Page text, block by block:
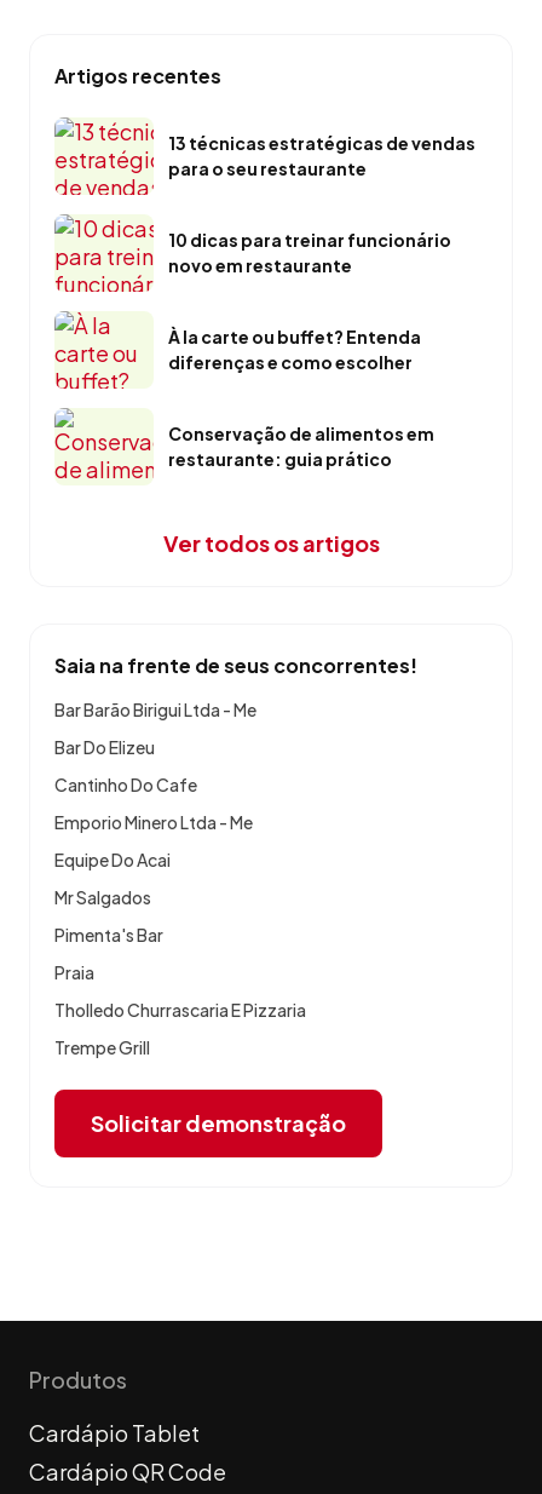
Artigos recentes
13 técnicas estratégicas de vendas
para o seu restaurante
10 dicas para treinar funcionário
novo em restaurante
À la carte ou buffet? Entenda
diferenças e como escolher
Conservação de alimentos em
restaurante: guia prático
Ver todos os artigos
Saia na frente de seus concorrentes!
Bar Barão Birigui Ltda - Me
Bar Do Elizeu
Cantinho Do Cafe
Emporio Minero Ltda - Me
Equipe Do Acai
Mr Salgados
Pimenta's Bar
Praia
Tholledo Churrascaria E Pizzaria
Trempe Grill
Solicitar demonstração
Produtos
Cardápio Tablet
Cardápio QR Code